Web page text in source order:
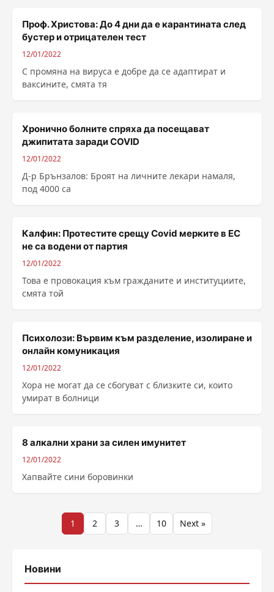
Проф. Христова: До 4 дни да е карантината след
бустер и отрицателен тест
12/01/2022
С промяна на вируса е добре да се адаптират и
ваксините, смята тя
Хронично болните спряха да посещават
джипитата заради COVID
12/01/2022
Д-р Брънзалов: Броят на личните лекари намаля,
под 4000 са
Калфин: Протестите срещу Covid мерките в ЕС
не са водени от партия
12/01/2022
Това е провокация към гражданите и институциите,
смята той
Психолози: Вървим към разделение, изолиране и
онлайн комуникация
12/01/2022
Хора не могат да се сбогуват с близките си, които
умират в болници
8 алкални храни за силен имунитет
12/01/2022
Хапвайте сини боровинки
Разделяне
публикациите
1 2 3 … 10 Next »
Новини